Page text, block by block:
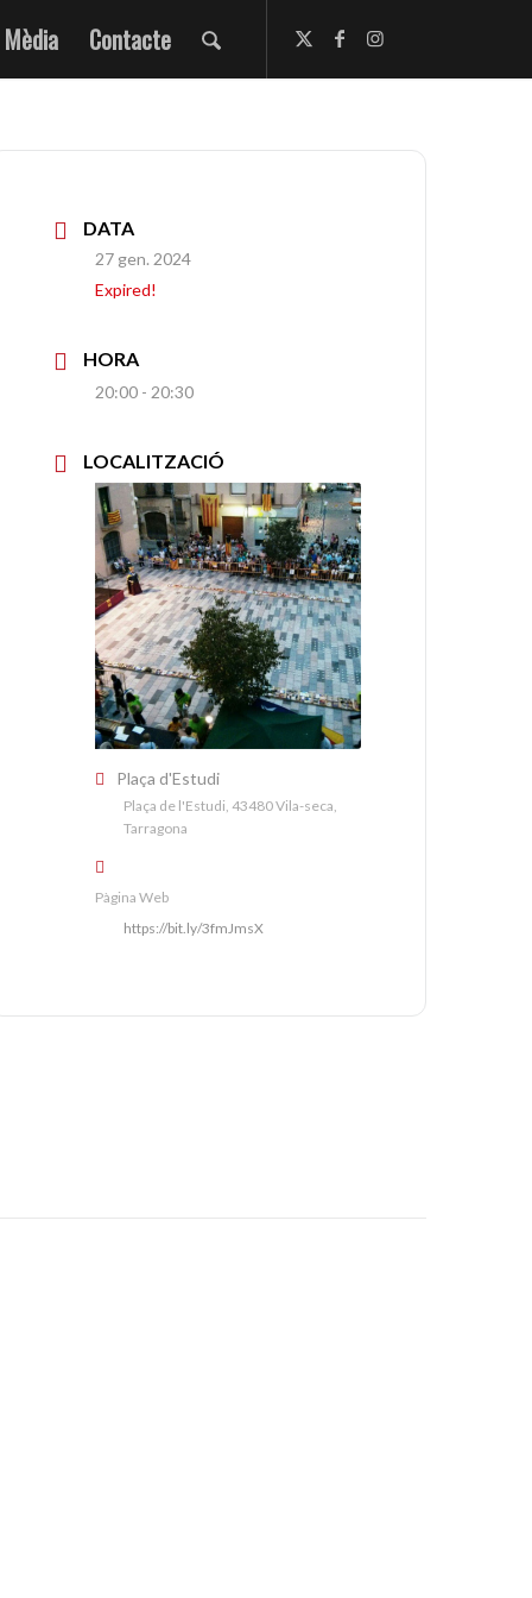
Mèdia Contacte
DATA
27 gen. 2024
Expired!
HORA
20:00 - 20:30
LOCALITZACIÓ
Plaça d'Estudi
Plaça de l'Estudi, 43480 Vila-seca,
Tarragona
Pàgina Web
https://bit.ly/3fmJmsX